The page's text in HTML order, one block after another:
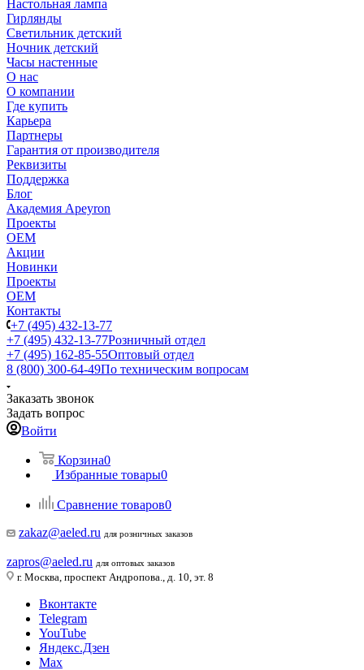
Настольная лампа
Гирлянды
Светильник детский
Ночник детский
Часы настенные
О нас
О компании
Где купить
Карьера
Партнеры
Гарантия от производителя
Реквизиты
Поддержка
Блог
Академия Apeyron
Проекты
ОЕМ
Акции
Новинки
Проекты
ОЕМ
Контакты
+7 (495) 432-13-77
+7 (495) 432-13-77Розничный отдел
+7 (495) 162-85-55Оптовый отдел
8 (800) 300-64-49По техническим вопросам
Заказать звонок
Задать вопрос
Войти
Корзина0
Избранные товары0
Сравнение товаров0
zakaz@aeled.ru для розничных заказов
zapros@aeled.ru для оптовых заказов
г. Москва, проспект Андропова., д. 10, эт. 8
Вконтакте
Telegram
YouTube
Яндекс.Дзен
Max